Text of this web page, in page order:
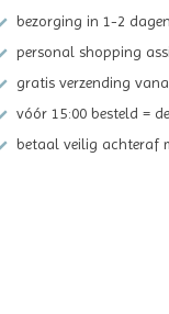
bezorging in 1-2 dagen
personal shopping
gratis verzending
vóór 15:00 besteld =
betaal veilig achteraf